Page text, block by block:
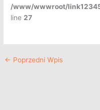
/www/wwwroot/
line 27
← Poprzedni Wpis